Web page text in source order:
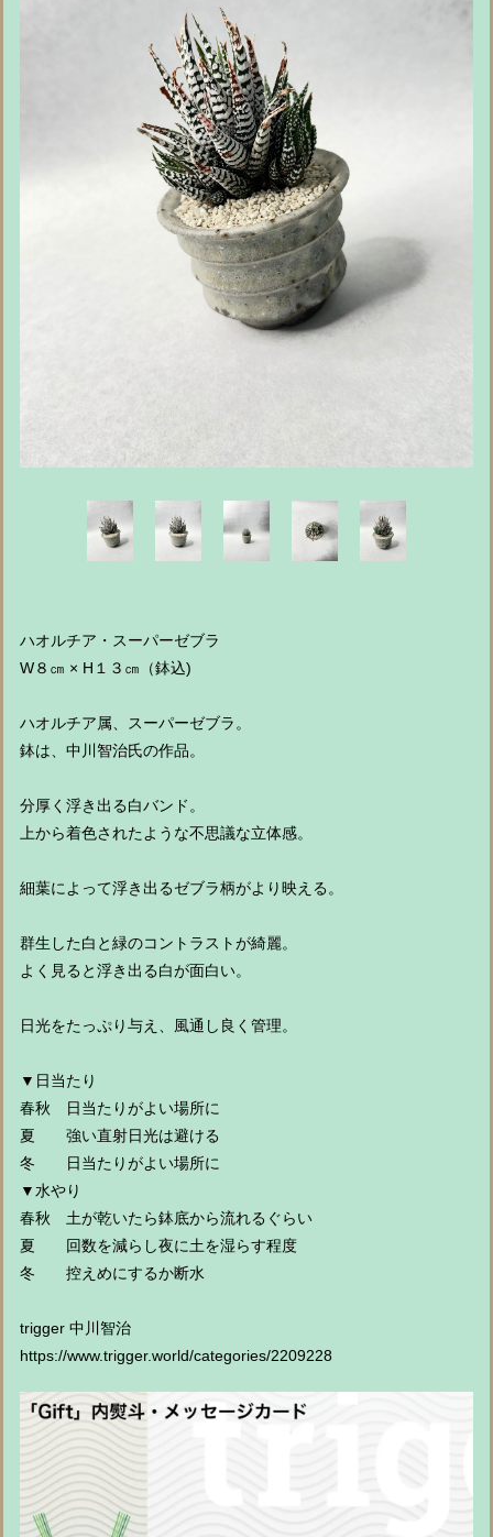
ハオルチア・スーパーゼブラ
W８㎝ × H１３㎝（鉢込)
ハオルチア属、スーパーゼブラ。
鉢は、中川智治氏の作品。
分厚く浮き出る白バンド。
上から着色されたような不思議な立体感。
細葉によって浮き出るゼブラ柄がより映える。
群生した白と緑のコントラストが綺麗。
よく見ると浮き出る白が面白い。
日光をたっぷり与え、風通し良く管理。
▼日当たり
春秋 日当たりがよい場所に
夏 強い直射日光は避ける
冬 日当たりがよい場所に
▼水やり
春秋 土が乾いたら鉢底から流れるぐらい
夏 回数を減らし夜に土を湿らす程度
冬 控えめにするか断水
trigger 中川智治
https://www.trigger.world/categories/2209228